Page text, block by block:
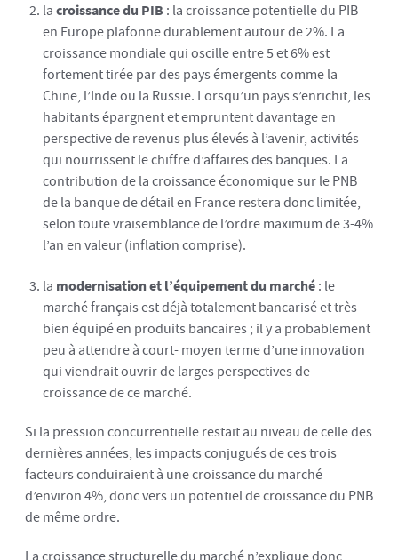
la croissance du PIB : la croissance potentielle du PIB
en Europe plafonne durablement autour de 2%. La
croissance mondiale qui oscille entre 5 et 6% est
fortement tirée par des pays émergents comme la
Chine, l’Inde ou la Russie. Lorsqu’un pays s’enrichit, les
habitants épargnent et empruntent davantage en
perspective de revenus plus élevés à l’avenir, activités
qui nourrissent le chiffre d’affaires des banques. La
contribution de la croissance économique sur le PNB
de la banque de détail en France restera donc limitée,
selon toute vraisemblance de l’ordre maximum de 3-4%
l’an en valeur (inflation comprise).
la modernisation et l’équipement du marché : le
marché français est déjà totalement bancarisé et très
bien équipé en produits bancaires ; il y a probablement
peu à attendre à court- moyen terme d’une innovation
qui viendrait ouvrir de larges perspectives de
croissance de ce marché.
Si la pression concurrentielle restait au niveau de celle des
dernières années, les impacts conjugués de ces trois
facteurs conduiraient à une croissance du marché
d’environ 4%, donc vers un potentiel de croissance du PNB
de même ordre.